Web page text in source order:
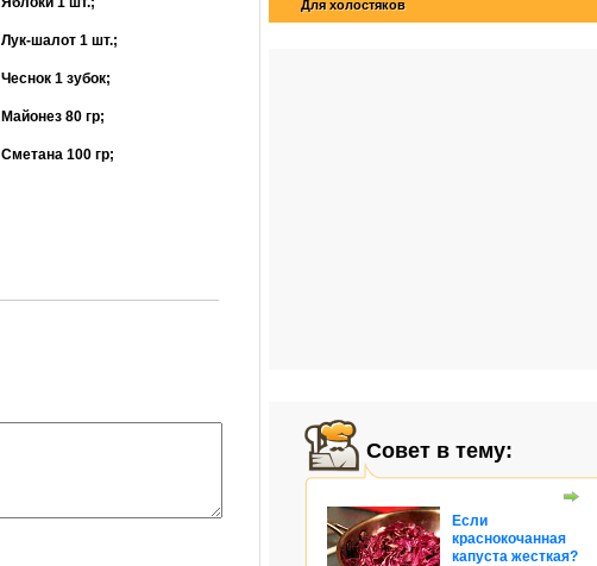
Лук-шалот 1 шт.;
Чеснок 1 зубок;
Майонез 80 гр;
Сметана 100 гр;
Для холостяков
Совет в тему:
Если
краснокочанная
капуста жесткая?